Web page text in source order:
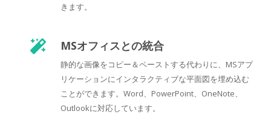
きます。
MSオフィスとの統合
静的な画像をコピー＆ペーストする代わりに、MSアプ
リケーションにインタラクティブな平面図を埋め込む
ことができます。Word、PowerPoint、OneNote、
Outlookに対応しています。